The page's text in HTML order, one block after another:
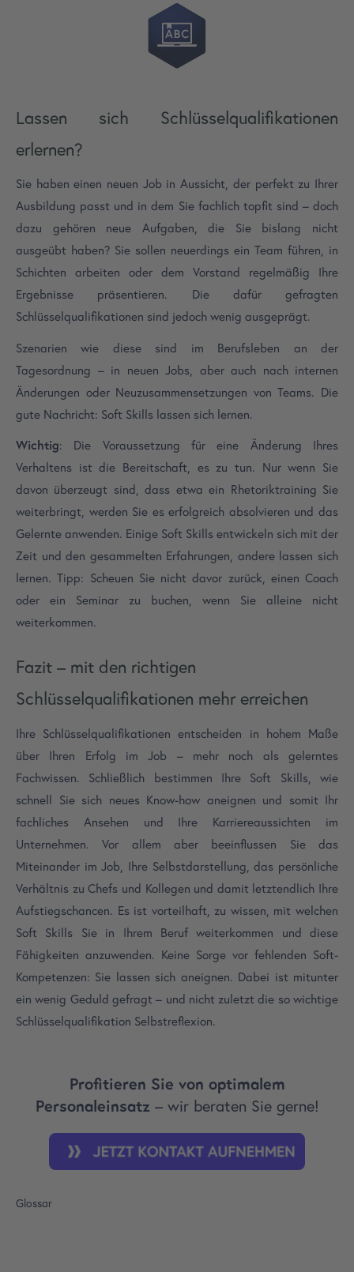
Lassen sich Schlüsselqualifikationen
erlernen?
Sie haben einen neuen Job in Aussicht, der perfekt zu Ihrer
Ausbildung passt und in dem Sie fachlich topfit sind – doch
dazu gehören neue Aufgaben, die Sie bislang nicht
ausgeübt haben? Sie sollen neuerdings ein Team führen, in
Schichten arbeiten oder dem Vorstand regelmäßig Ihre
Ergebnisse präsentieren. Die dafür gefragten
Schlüsselqualifikationen sind jedoch wenig ausgeprägt.
Szenarien wie diese sind im Berufsleben an der
Tagesordnung – in neuen Jobs, aber auch nach internen
Änderungen oder Neuzusammensetzungen von Teams. Die
gute Nachricht: Soft Skills lassen sich lernen.
Wichtig: Die Voraussetzung für eine Änderung Ihres
Verhaltens ist die Bereitschaft, es zu tun. Nur wenn Sie
davon überzeugt sind, dass etwa ein Rhetoriktraining Sie
weiterbringt, werden Sie es erfolgreich absolvieren und das
Gelernte anwenden. Einige Soft Skills entwickeln sich mit der
Zeit und den gesammelten Erfahrungen, andere lassen sich
lernen. Tipp: Scheuen Sie nicht davor zurück, einen Coach
oder ein Seminar zu buchen, wenn Sie alleine nicht
weiterkommen.
Fazit – mit den richtigen
Schlüsselqualifikationen mehr erreichen
Ihre Schlüsselqualifikationen entscheiden in hohem Maße
über Ihren Erfolg im Job – mehr noch als gelerntes
Fachwissen. Schließlich bestimmen Ihre Soft Skills, wie
schnell Sie sich neues Know-how aneignen und somit Ihr
fachliches Ansehen und Ihre Karriereaussichten im
Unternehmen. Vor allem aber beeinflussen Sie das
Miteinander im Job, Ihre Selbstdarstellung, das persönliche
Verhältnis zu Chefs und Kollegen und damit letztendlich Ihre
Aufstiegschancen. Es ist vorteilhaft, zu wissen, mit welchen
Soft Skills Sie in Ihrem Beruf weiterkommen und diese
Fähigkeiten anzuwenden. Keine Sorge vor fehlenden Soft-
Kompetenzen: Sie lassen sich aneignen. Dabei ist mitunter
ein wenig Geduld gefragt – und nicht zuletzt die so wichtige
Schlüsselqualifikation Selbstreflexion.
Profitieren Sie von optimalem
Personaleinsatz – wir beraten Sie gerne!
Glossar